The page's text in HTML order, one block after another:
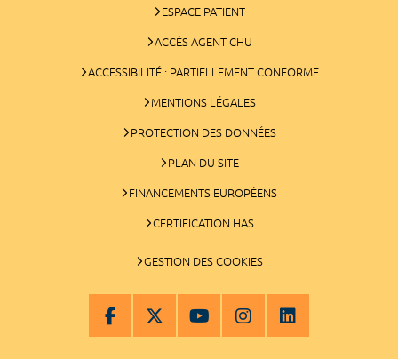
ESPACE PATIENT
ACCÈS AGENT CHU
ACCESSIBILITÉ : PARTIELLEMENT CONFORME
MENTIONS LÉGALES
PROTECTION DES DONNÉES
PLAN DU SITE
FINANCEMENTS EUROPÉENS
CERTIFICATION HAS
GESTION DES COOKIES